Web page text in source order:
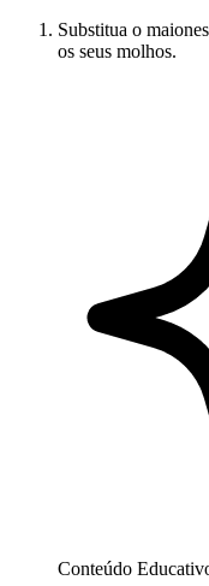
Substitua o
os seus molhos.
Conteúdo